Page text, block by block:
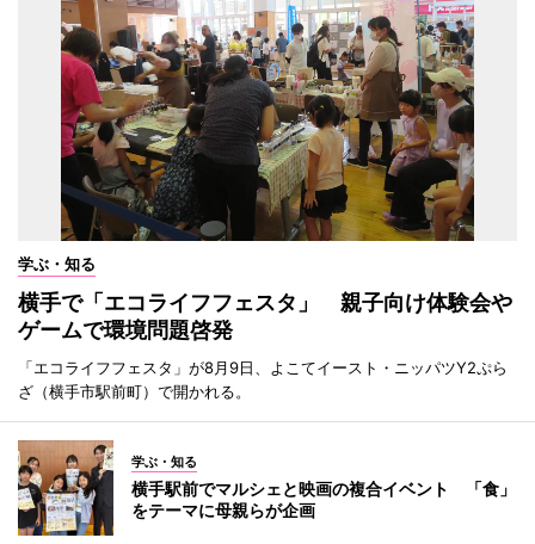
学ぶ・知る
横手で「エコライフフェスタ」 親子向け体験会や
ゲームで環境問題啓発
「エコライフフェスタ」が8月9日、よこてイースト・ニッパツY2ぷら
ざ（横手市駅前町）で開かれる。
学ぶ・知る
横手駅前でマルシェと映画の複合イベント 「食」
をテーマに母親らが企画